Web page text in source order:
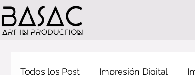
Todos los Post Impresión Digital